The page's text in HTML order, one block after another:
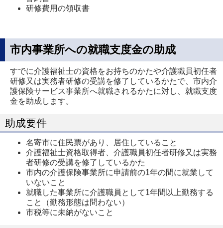
研修費用の領収書
市内事業所への就職支度金の助成
すでに介護福祉士の資格をお持ちのかたや介護職員初任者
研修又は実務者研修の受講を修了しているかたで、市内介
護保険サービス事業所へ就職されるかたに対し、就職支度
金を助成します。
助成要件
名寄市に住民票があり、居住していること
介護福祉士資格取得者、介護職員初任者研修又は実務
者研修の受講を修了しているかた
市内の介護保険事業所に申請前の1年の間に就業して
いないこと
就職した事業所に介護職員として1年間以上勤務する
こと（勤務形態は問わない）
市税等に未納がないこと